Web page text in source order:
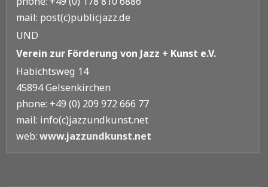
mail: post(c)publicjazz.de
UND
Verein zur Förderung von Jazz + Kunst e.V.
Habichtsweg 14
45894 Gelsenkirchen
phone: +49 (0) 209 972 666 77
mail: info(c)jazzundkunst.net
web: www.jazzundkunst.net